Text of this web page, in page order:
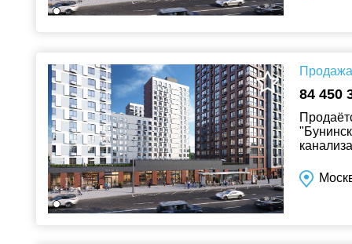
84 450